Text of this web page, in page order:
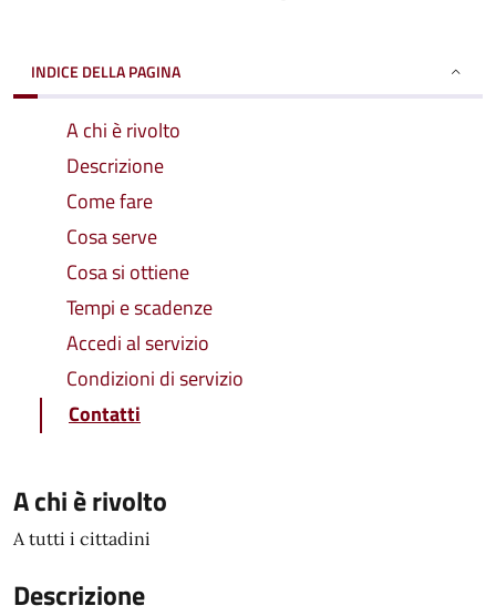
INDICE DELLA PAGINA
A chi è rivolto
Descrizione
Come fare
Cosa serve
Cosa si ottiene
Tempi e scadenze
Accedi al servizio
Condizioni di servizio
Contatti
A chi è rivolto
A tutti i cittadini
Descrizione